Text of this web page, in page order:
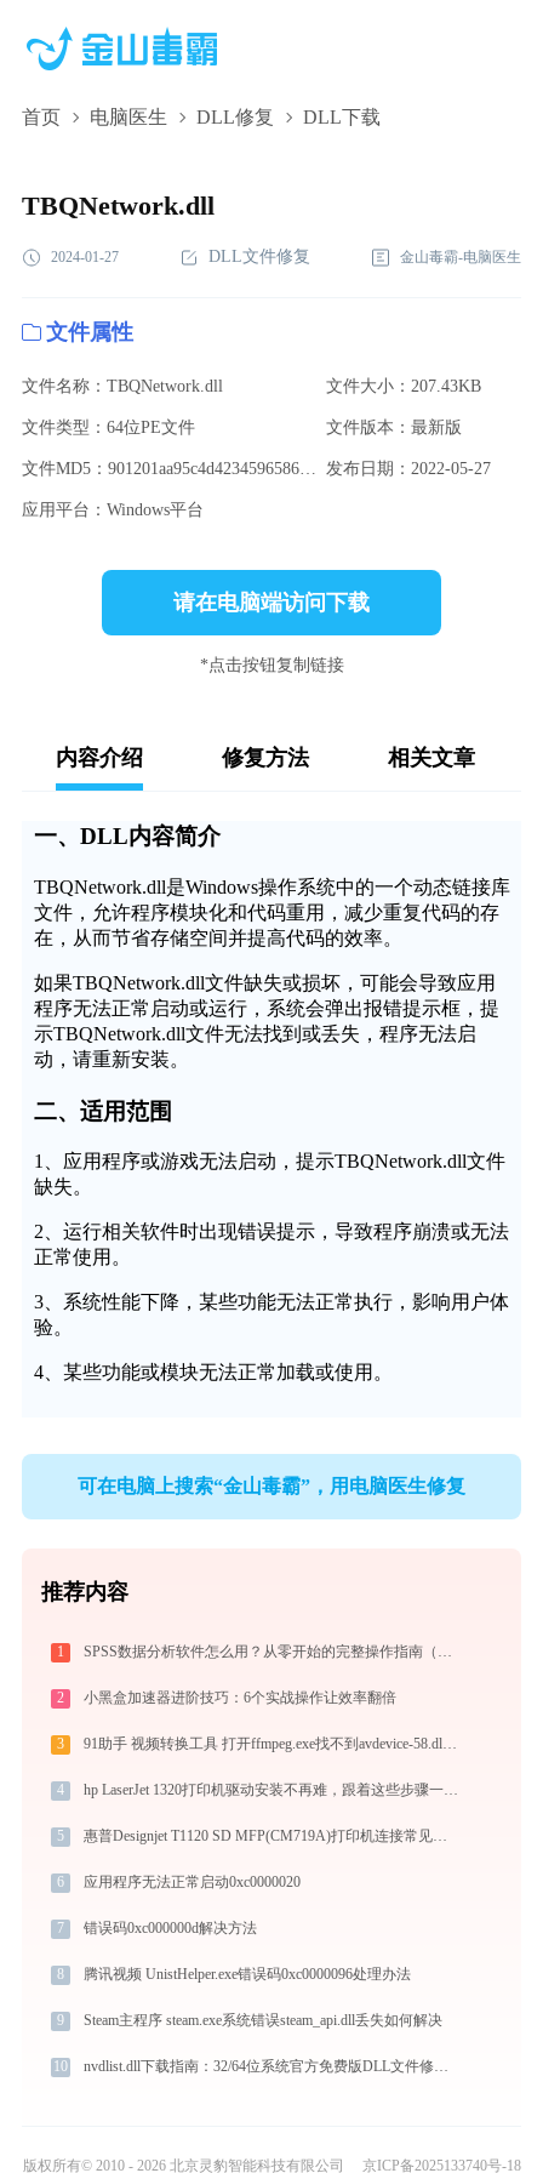
首页 电脑医生 DLL修复 DLL下载
TBQNetwork.dll,TBQNetwork.dll下载,TBQNetwork.dll修复
TBQNetwork.dll
2024-01-27 DLL文件修复 金山毒霸-电脑医生
文件属性
文件名称：TBQNetwork.dll 文件大小：207.43KB
文件类型：64位PE文件 文件版本：最新版
文件MD5：901201aa95c4d4234596586550cca532 发布日期：2022-05-27
应用平台：Windows平台
请在电脑端访问下载
*点击按钮复制链接
内容介绍 修复方法 相关文章
一、DLL内容简介
TBQNetwork.dll是Windows操作系统中的一个动态链接库
文件，允许程序模块化和代码重用，减少重复代码的存
在，从而节省存储空间并提高代码的效率。
如果TBQNetwork.dll文件缺失或损坏，可能会导致应用
程序无法正常启动或运行，系统会弹出报错提示框，提
示TBQNetwork.dll文件无法找到或丢失，程序无法启
动，请重新安装。
二、适用范围
1、应用程序或游戏无法启动，提示TBQNetwork.dll文件
缺失。
2、运行相关软件时出现错误提示，导致程序崩溃或无法
正常使用。
3、系统性能下降，某些功能无法正常执行，影响用户体
验。
4、某些功能或模块无法正常加载或使用。
可在电脑上搜索“金山毒霸”，用电脑医生修复
推荐内容
1 SPSS数据分析软件怎么用？从零开始的完整操作指南（附实战案例）
2 小黑盒加速器进阶技巧：6个实战操作让效率翻倍
3 91助手 视频转换工具 打开ffmpeg.exe找不到avdevice-58.dll怎么办
4 hp LaserJet 1320打印机驱动安装不再难，跟着这些步骤一学就会
5 惠普Designjet T1120 SD MFP(CM719A)打印机连接常见问题及解决方法 -金山毒霸
6 应用程序无法正常启动0xc0000020
7 错误码0xc000000d解决方法
8 腾讯视频 UnistHelper.exe错误码0xc0000096处理办法
9 Steam主程序 steam.exe系统错误steam_api.dll丢失如何解决
10 nvdlist.dll下载指南：32/64位系统官方免费版DLL文件修复方案
版权所有© 2010 - 2026 北京灵豹智能科技有限公司 京ICP备2025133740号-18